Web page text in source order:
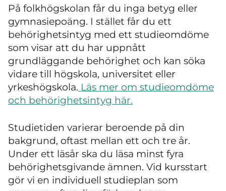
På folkhögskolan får du inga betyg eller
gymnasiepoäng. I stället får du ett
behörighetsintyg med ett studieomdöme
som visar att du har uppnått
grundläggande behörighet och kan söka
vidare till högskola, universitet eller
yrkeshögskola. Läs mer om studieomdöme
och behörighetsintyg här.
Studietiden varierar beroende på din
bakgrund, oftast mellan ett och tre år.
Under ett läsår ska du läsa minst fyra
behörighetsgivande ämnen. Vid kursstart
gör vi en individuell studieplan som